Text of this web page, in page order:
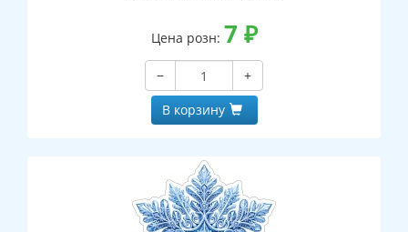
Цена розн: 7 ₽
−
+
В корзину